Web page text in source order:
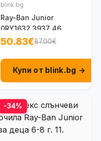
blink.bg
Ray-Ban Junior
0RY1632 3937 46
детска унисекс рамка
50.83€87.00€
Купи от blink.bg →
-34%